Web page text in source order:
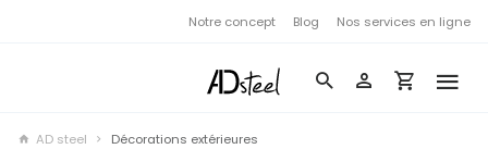
Nos services en ligne
Blog
Notre concept
AD steel Décorations extérieures